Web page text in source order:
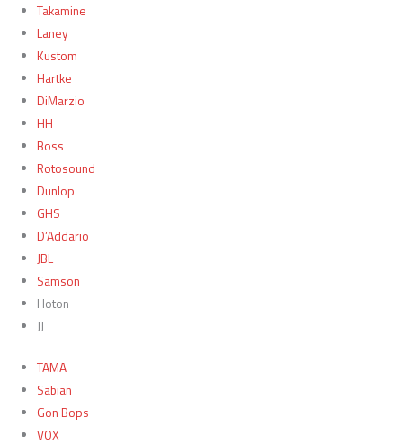
Takamine
Laney
Kustom
Hartke
DiMarzio
HH
Boss
Rotosound
Dunlop
GHS
D’Addario
JBL
Samson
Hoton
JJ
TAMA
Sabian
Gon Bops
VOX